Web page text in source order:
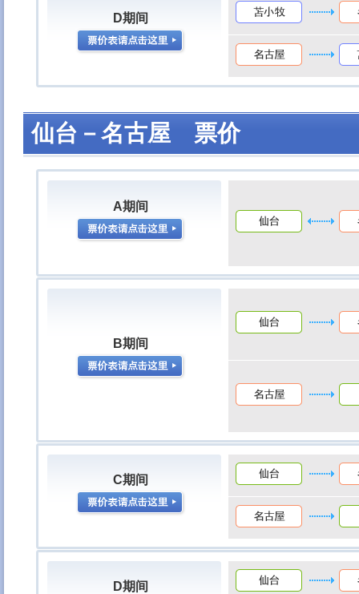
D期间
仙台－名古屋 票价
A期间
B期间
C期间
D期间